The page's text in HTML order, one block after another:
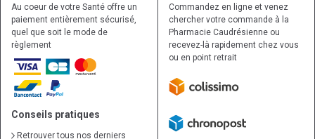
Au coeur de votre Santé offre un
paiement entièrement sécurisé,
quel que soit le mode de
règlement
Conseils pratiques
Retrouver tous nos derniers
Commandez en ligne et venez
chercher votre commande à la
Pharmacie Caudrésienne ou
recevez-là rapidement chez vous
ou en point retrait